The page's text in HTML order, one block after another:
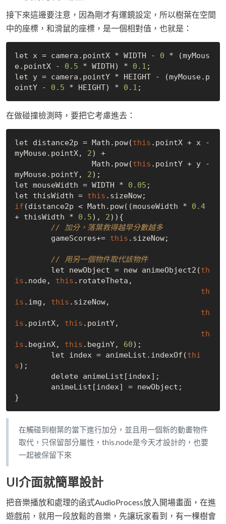
接下來這邊要注意，因為剛才有運鏡設定，所以樹葉在空間
中的座標，和滑鼠的座標，是一個相對值，也就是：
let x = camera.pointX * WIDTH - 0 * (myMous
e.pointX - 0.5 * WIDTH) * 0.1 ;
let y = camera.pointY * HEIGHT - (myMouse.p
ointY - 0.5 * HEIGHT) * 0.1
在做碰撞檢測時，要把它考慮進去：
let distance2p = Math.pow(this .pointX + x -
myMouse.pointX, 2) +
                 Math.pow(
this .pointY + y -
myMouse.pointY, 2);
let mouseWidth = WIDTH * 0.05 ;
let thisWidth = this
if (distance2p < Math.pow((mouseWidth * 0.4
+ thisWidth * 0.5), 2)){
// 加分，落葉救得越早分數越多
        gameScores+=
this .sizeNow;
// 用另一個物件取代該物件
        let newObject = new animeObject2(
th
is .node, this .rotateTheta,
th
is .img, this .sizeNow,
th
is .pointX, this .pointY,
th
is .beginX, this .beginY, 60);
        let index = animeList.indexOf(
thi
s);
在觸碰到樹葉的當下進行加分，並且用一個新的動畫物件
取代，只保留部分屬性，this.node是今天才設計的，也要
一起被保留下來
UI介面就簡單設計
把音樂播放和處理的函式AudioProcess放入開場畫面，在進
遊戲前，就用一段放鬆的音樂，先讓玩家看到，有一棵樹會